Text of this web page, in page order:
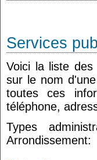
Services
Voici la liste des
sur le nom
toutes ces
téléphone,
Types
Arrondissement: